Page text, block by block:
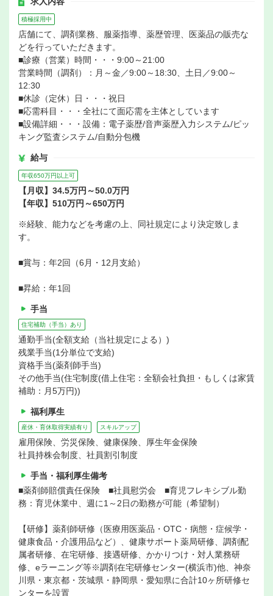
積極採用中
店舗にて、調剤業務、服薬指導、薬歴管理、医薬品の販売な
どを行っていただきます。
■診療（営業）時間・・・9:00～21:00
営業時間（調剤）：月～金／9:00～18:30、土日／9:00～
12:30
■休診（定休）日・・・祝日
■応需科目・・・全社にて面応需を主体としています
■設備詳細・・・設備：電子薬歴/音声薬歴入力システム/ピッ
キング監査システム/自動分包機
給与
年収650万円以上可
【月収】34.5万円～50.0万円
【年収】510万円～650万円
※経験、能力などを考慮の上、同社規定により決定致しま
す。
■賞与：年2回（6月・12月支給）
■昇給：年1回
手当
住宅補助（手当）あり
通勤手当(全額支給（当社規定による）)
残業手当(1分単位で支給)
資格手当(薬剤師手当)
その他手当(住宅制度(借上住宅：全額会社負担・もしくは家賃
補助：月5万円))
福利厚生
産休・育休取得実績有り スキルアップ
雇用保険、労災保険、健康保険、厚生年金保険
社員持株会制度、社員割引制度
手当・福利厚生備考
■薬剤師賠償責任保険 ■社員慰労会 ■育児フレキシブル勤
務：育児休業中、週に1～2日の勤務が可能（希望制）
【研修】薬剤師研修（医療用医薬品・OTC・病態・症候学・
健康食品・介護用品など）、健康サポート薬局研修、調剤配
属者研修、在宅研修、接遇研修、かかりつけ・対人業務研
修、eラーニング等※調剤在宅研修センター(横浜市)他、神奈
川県・東京都・茨城県・静岡県・愛知県に合計10ヶ所研修セ
ンターを設置